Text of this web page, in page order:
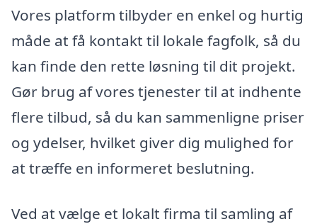
Vores platform tilbyder en enkel og hurtig
måde at få kontakt til lokale fagfolk, så du
kan finde den rette løsning til dit projekt.
Gør brug af vores tjenester til at indhente
flere tilbud, så du kan sammenligne priser
og ydelser, hvilket giver dig mulighed for
at træffe en informeret beslutning.
Ved at vælge et lokalt firma til samling af